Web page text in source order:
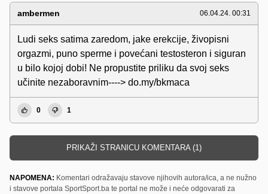
ambermen 06.04.24. 00:31
Ludi seks satima zaredom, jake erekcije, živopisni
orgazmi, puno sperme i povećani testosteron i siguran
u bilo kojoj dobi! Ne propustite priliku da svoj seks
učinite nezaboravnim----> do.my/bkmaca
0 1
PRIKAŽI STRANICU KOMENTARA (1)
NAPOMENA: Komentari odražavaju stavove njihovih autora/ica, a ne nužno
i stavove portala SportSport.ba te portal ne može i neće odgovarati za